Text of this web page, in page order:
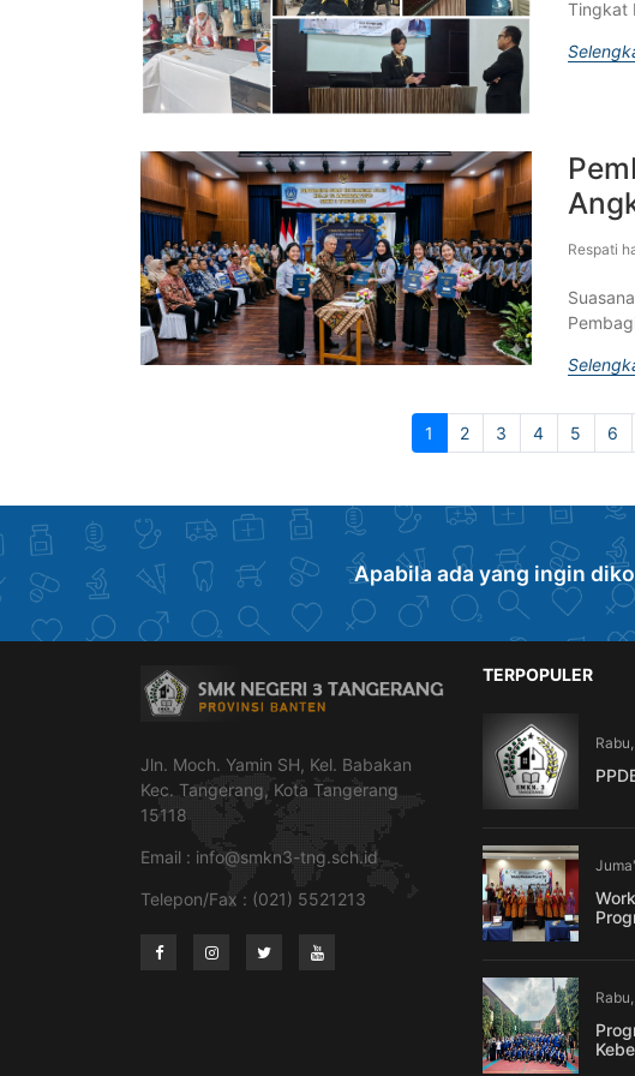
Tingkat
Respati
1 (current)
2 3 4 5 6
Apabila ada yang ingin
Jln. Moch. Yamin SH, Kel. Babakan
Kec. Tangerang, Kota Tangerang
15118
Email : info@smkn3-tng.sch.id
Telepon/Fax : (021) 5521213
TERPOPULER